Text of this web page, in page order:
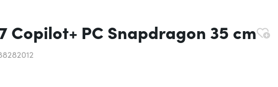
PC Snapdragon 35 cm